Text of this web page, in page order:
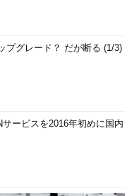
プグレード？ だが断る (1/3)
ービスを2016年初めに国内